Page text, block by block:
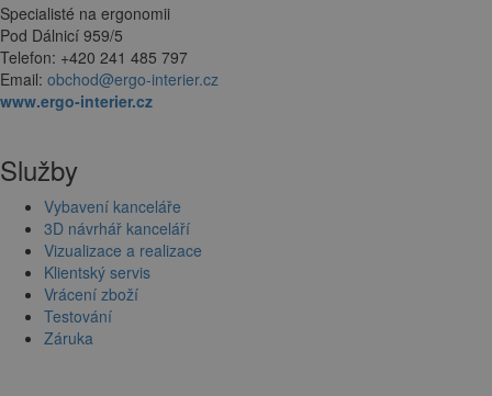
Specialisté na ergonomii
Pod Dálnicí 959/5
Telefon: +420 241 485 797
Email: obchod@ergo-interier.cz
www.ergo-interier.cz
Služby
Vybavení kanceláře
3D návrhář kanceláří
Vizualizace a realizace
Klientský servis
Vrácení zboží
Testování
Záruka